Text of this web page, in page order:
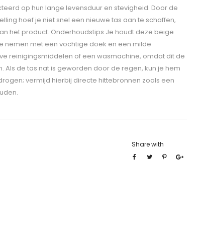
op hun lange levensduur en stevigheid. Door de
hoef je niet snel een nieuwe tas aan te schaffen,
het product. Onderhoudstips Je houdt deze beige
nemen met een vochtige doek en een milde
reinigingsmiddelen of een wasmachine, omdat dit de
de tas nat is geworden door de regen, kun je hem
vermijd hierbij directe hittebronnen zoals een
Share with